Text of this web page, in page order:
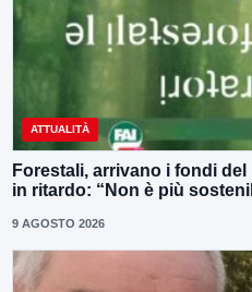
ATTUALITÀ
Forestali, arrivano i fondi
in ritardo: “Non è più
9 AGOSTO 2026